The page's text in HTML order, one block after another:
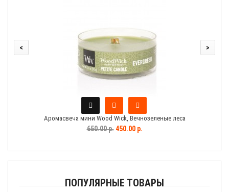
Аромасвеча мини Wood Wick, Вечнозеленые леса
650.00 р.450.00 р.
< >
ПОПУЛЯРНЫЕ ТОВАРЫ